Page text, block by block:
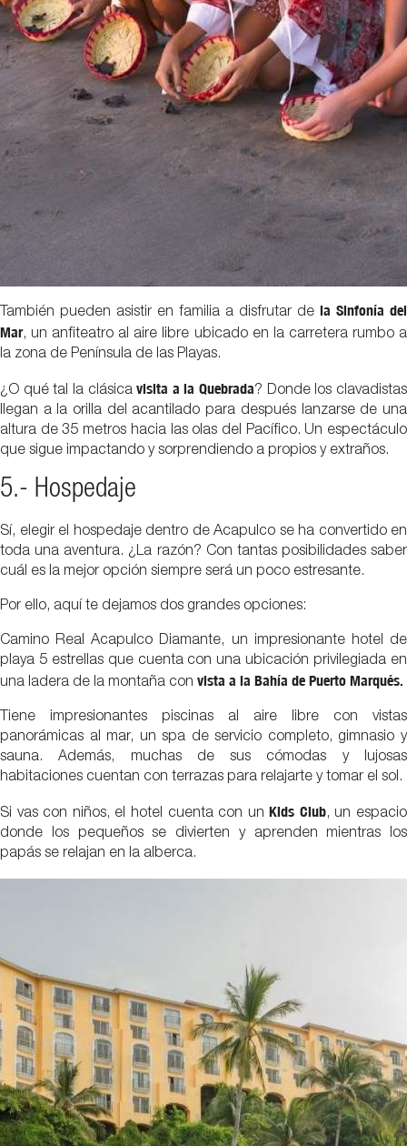
También pueden asistir en familia a disfrutar de la Sinfonía del
Mar, un anfiteatro al aire libre ubicado en la carretera rumbo a
la zona de Península de las Playas.
¿O qué tal la clásicavisita a la Quebrada? Donde los clavadistas
llegan a la orilla del acantilado para después lanzarse de una
altura de 35 metros hacia las olas del Pacífico. Un espectáculo
que sigue impactando y sorprendiendo a propios y extraños.
5.- Hospedaje
Sí, elegir el hospedaje dentro de Acapulco se ha convertido en
toda una aventura. ¿La razón? Con tantas posibilidades saber
cuál es la mejor opción siempre será un poco estresante.
Por ello, aquí te dejamos dos grandes opciones:
Camino Real Acapulco Diamante, un impresionante hotel de
playa 5 estrellas que cuenta con una ubicación privilegiada en
una ladera de la montaña con vista a la Bahía de Puerto Marqués.
Tiene impresionantes piscinas al aire libre con vistas
panorámicas al mar, un spa de servicio completo, gimnasio y
sauna. Además, muchas de sus cómodas y lujosas
habitaciones cuentan con terrazas para relajarte y tomar el sol.
Si vas con niños, el hotel cuenta con unKids Club, un espacio
donde los pequeños se divierten y aprenden mientras los
papás se relajan en la alberca.